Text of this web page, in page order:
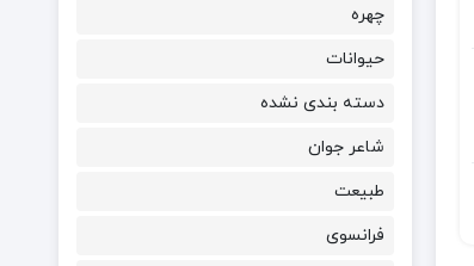
چهره
حیوانات
دسته بندی نشده
شاعر جوان
طبیعت
فرانسوی